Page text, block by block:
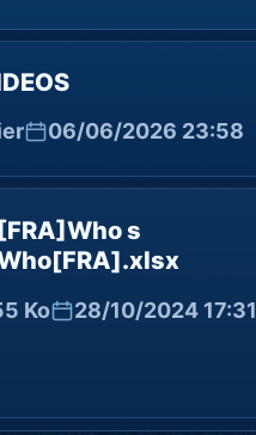
06/06/2026 23:58
[FRA]Who s
Ko 28/10/2024 17:31